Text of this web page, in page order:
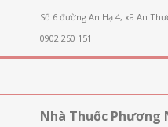
Số 6 đường An Hạ 4, xã An
0902 250 151
Nhà Thuốc Phương